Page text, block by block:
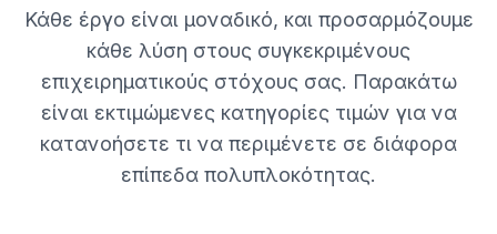
Κάθε έργο είναι μοναδικό, και προσαρμόζουμε
κάθε λύση στους συγκεκριμένους
επιχειρηματικούς στόχους σας. Παρακάτω
είναι εκτιμώμενες κατηγορίες τιμών για να
κατανοήσετε τι να περιμένετε σε διάφορα
επίπεδα πολυπλοκότητας.